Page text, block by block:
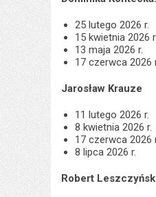
25 lutego 2026 r.
15 kwietnia 2026 r.
13 maja 2026 r.
17 czerwca 2026
Jarosław Krauze
11 lutego 2026 r.
8 kwietnia 2026 r.
17 czerwca 2026
8 lipca 2026 r.
Robert